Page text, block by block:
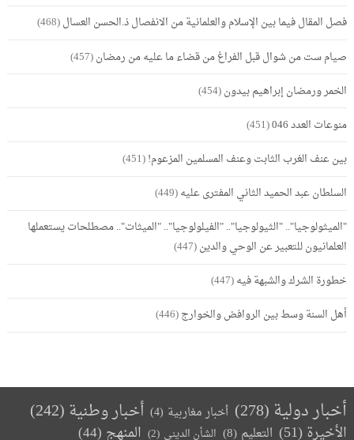
فصل المقال فيما بين الإسلام والعلمانية من الانفصال ذ.الحسن العسال(468)
صيام ست من شوال قبل الفراغ من قضاء ما عليه من رمضان(457)
الخمر ورمضان إبراهيم بيدون(454)
منوعات العدد 046
(451)
بين عنف الغرب الثابت وعنف المسلمين المزعوم!(451)
السلطان عبد الحميد الثاني المفترى عليه(449)
"الميثولوجيا".. "الثيولوجيا".. "الفيلولوجيا".. "الميثات".. مصطلحات يستعملها
العلمانيون للتعبير عن الوحي والدين(447)
خطورة الشرك والشبهة فيه(447)
أهل السنة وسط بين الروافض والخوارج(446)
أخبار دولية (278) أخبار مغاربية (4) أخبار وطنية(242)
الأخيرة (51) التعليم (8) الشأن الديني (2) المنهج (44)